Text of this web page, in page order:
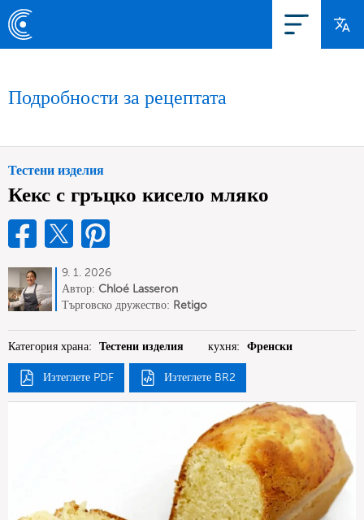
Подробности за рецептата
Тестени изделия
Кекс с гръцко кисело мляко
9. 1. 2026
Автор: Chloé Lasseron
Търговско дружество: Retigo
Категория храна: Тестени изделия кухня: Френски
Изтеглете PDF Изтеглете BR2